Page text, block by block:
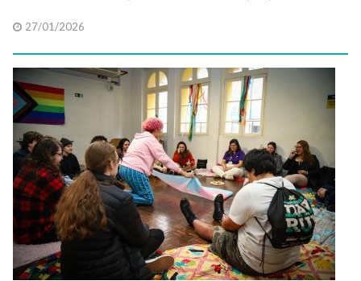
27/01/2026